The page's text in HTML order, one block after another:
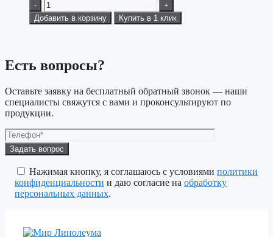
-
+
Добавить в корзину
Купить в 1 клик
Есть вопросы?
Оставьте заявку на бесплатный обратный звонок — наши
специалисты свяжутся с вами и проконсультируют по
продукции.
Оставьте
это
поле
пустым.
Нажимая кнопку, я соглашаюсь с условиями политики
конфиденциальности и даю согласие на обработку
персональных данных.